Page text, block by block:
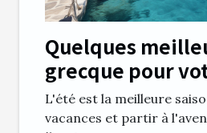
Quelques
grecque pour
croisière de
L'été est la meilleure
vacances et partir à